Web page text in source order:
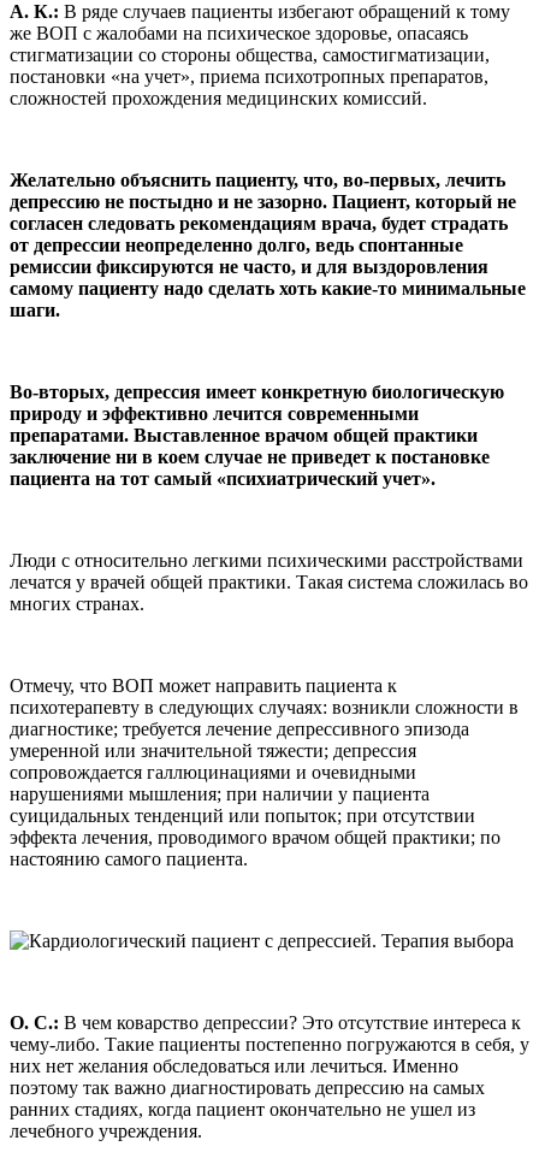
А. К.: В ряде случаев пациенты избегают обращений к тому
же ВОП с жалобами на психическое здоровье, опасаясь
стигматизации со стороны общества, самостигматизации,
постановки «на учет», приема психотропных препаратов,
сложностей прохождения медицинских комиссий.
Желательно объяснить пациенту, что, во-первых, лечить
депрессию не постыдно и не зазорно. Пациент, который не
согласен следовать рекомендациям врача, будет страдать
от депрессии неопределенно долго, ведь спонтанные
ремиссии фиксируются не часто, и для выздоровления
самому пациенту надо сделать хоть какие-то минимальные
шаги.
Во-вторых, депрессия имеет конкретную биологическую
природу и эффективно лечится современными
препаратами. Выставленное врачом общей практики
заключение ни в коем случае не приведет к постановке
пациента на тот самый «психиатрический учет».
Люди с относительно легкими психическими расстройствами
лечатся у врачей общей практики. Такая система сложилась во
многих странах.
Отмечу, что ВОП может направить пациента к
психотерапевту в следующих случаях: возникли сложности в
диагностике; требуется лечение депрессивного эпизода
умеренной или значительной тяжести; депрессия
сопровождается галлюцинациями и очевидными
нарушениями мышления; при наличии у пациента
суицидальных тенденций или попыток; при отсутствии
эффекта лечения, проводимого врачом общей практики; по
настоянию самого пациента.
О. С.: В чем коварство депрессии? Это отсутствие интереса к
чему-либо. Такие пациенты постепенно погружаются в себя, у
них нет желания обследоваться или лечиться. Именно
поэтому так важно диагностировать депрессию на самых
ранних стадиях, когда пациент окончательно не ушел из
лечебного учреждения.